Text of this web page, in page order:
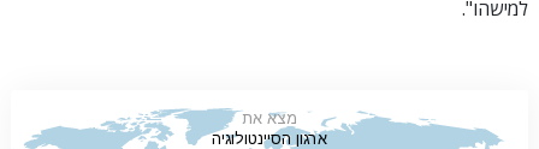
למישהו".
מצא את
ארגון הסיינטולוגיה